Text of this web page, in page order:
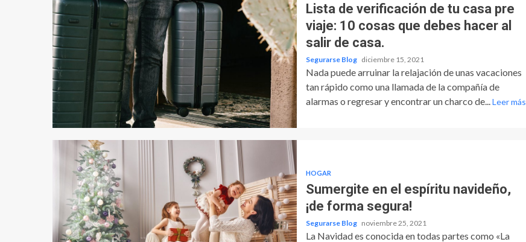
Lista de verificación de tu casa pre
viaje: 10 cosas que debes hacer al
salir de casa.
Segurarse Blog diciembre 15, 2021
Nada puede arruinar la relajación de unas vacaciones
tan rápido como una llamada de la compañía de
alarmas o regresar y encontrar un charco de... Leer más
HOGAR
Sumergite en el espíritu navideño,
¡de forma segura!
Segurarse Blog noviembre 25, 2021
La Navidad es conocida en todas partes como «La